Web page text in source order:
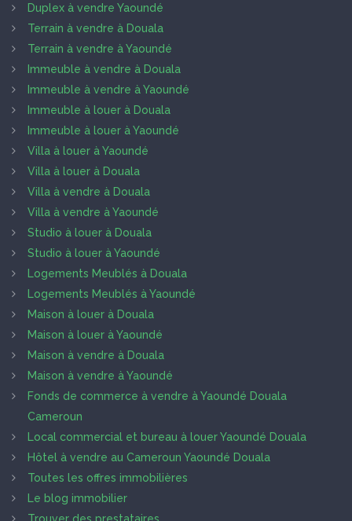
Duplex à vendre Yaoundé
Terrain à vendre à Douala
Terrain à vendre à Yaoundé
Immeuble à vendre à Douala
Immeuble à vendre à Yaoundé
Immeuble à louer à Douala
Immeuble à louer à Yaoundé
Villa à louer à Yaoundé
Villa à louer à Douala
Villa à vendre à Douala
Villa à vendre à Yaoundé
Studio à louer à Douala
Studio à louer à Yaoundé
Logements Meublés à Douala
Logements Meublés à Yaoundé
Maison à louer à Douala
Maison à louer à Yaoundé
Maison à vendre à Douala
Maison à vendre à Yaoundé
Fonds de commerce à vendre à Yaoundé Douala
Cameroun
Local commercial et bureau à louer Yaoundé Douala
Hôtel à vendre au Cameroun Yaoundé Douala
Toutes les offres immobilières
Le blog immobilier